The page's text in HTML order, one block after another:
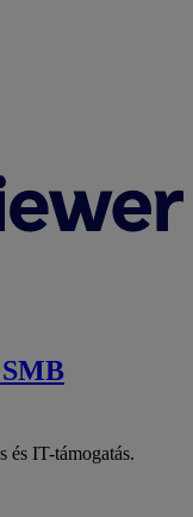
SMB
és IT-támogatás.